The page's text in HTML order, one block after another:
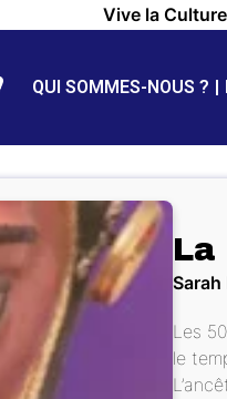
Vive la
QUI SOMMES-NOUS ?
La
Sarah
Les
le